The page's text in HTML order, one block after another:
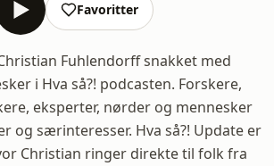
Favoritter
Fuhlendorff snakket med
i Hva så?! podcasten. Forskere,
eksperter, nørder og mennesker
og særinteresser. Hva så?! Update er
Christian ringer direkte til folk fra